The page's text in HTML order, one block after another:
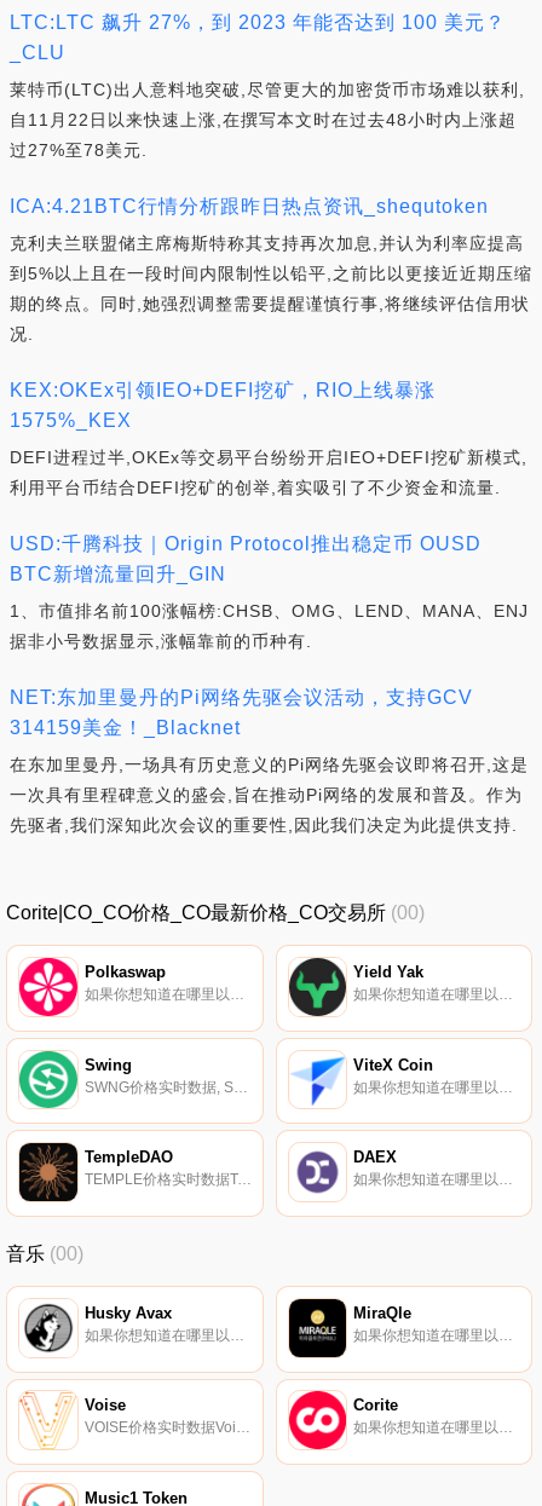
LTC:LTC 飙升 27%，到 2023 年能否达到 100 美元？
_CLU
莱特币(LTC)出人意料地突破,尽管更大的加密货币市场难以获利,
自11月22日以来快速上涨,在撰写本文时在过去48小时内上涨超
过27%至78美元.
ICA:4.21BTC行情分析跟昨日热点资讯_shequtoken
克利夫兰联盟储主席梅斯特称其支持再次加息,并认为利率应提高
到5%以上且在一段时间内限制性以铅平,之前比以更接近近期压缩
期的终点。同时,她强烈调整需要提醒谨慎行事,将继续评估信用状
况.
KEX:OKEx引领IEO+DEFI挖矿，RIO上线暴涨
1575%_KEX
DEFI进程过半,OKEx等交易平台纷纷开启IEO+DEFI挖矿新模式,
利用平台币结合DEFI挖矿的创举,着实吸引了不少资金和流量.
USD:千腾科技｜Origin Protocol推出稳定币 OUSD
BTC新增流量回升_GIN
1、市值排名前100涨幅榜:CHSB、OMG、LEND、MANA、ENJ
据非小号数据显示,涨幅靠前的币种有.
NET:东加里曼丹的Pi网络先驱会议活动，支持GCV
314159美金！_Blacknet
在东加里曼丹,一场具有历史意义的Pi网络先驱会议即将召开,这是
一次具有里程碑意义的盛会,旨在推动Pi网络的发展和普及。作为
先驱者,我们深知此次会议的重要性,因此我们决定为此提供支持.
Corite|CO_CO价格_CO最新价格_CO交易所 (00)
Polkaswap
如果你想知道在哪里以当前价格购买Polkaswap,目前交易Polkaswap-股票的顶级加密货币交易所是{Polkaswap]。您可以在我们的加密货币交易所页面上找到其他列表。要了解有关此项目的更多信息,请查看我们对Polkaswap的深入了解.
Yield Yak
如果你想知道在哪里以当前价格购买Yield Yak,目前交易{Yield Yak]股票的顶级加密货币交易所是Trader Joe（雪崩）、Pangolin、Elk Finance（雪崩）和Lydia Finance。您可以在我们的加密货币交易所页面上找到其他列表。这是一个社区驱动的项目.
Swing
SWNG价格实时数据, Swing是一种去中心化的跨链流动性协议,以无信任的方式聚合跨区块链的流动性。Swing使交易者和收益农民能够高效地跨链转移加密资本。其目标是允许任何用户在多个生态系统中交换加密资产,并将滑动降至最低。我们支持整个DeFi生态系统中领先的区块链、桥梁和流动性来源.
ViteX Coin
TempleDAO
TEMPLE价格实时数据TempleDAO协议旨在为DeFi用户提供一个避风港,让他们免受加密货币市场波动的影响,同时受益于一系列提供高收益率和稳定价格升值的投资机会.
DAEX
如果你想知道在哪里以当前价格购买DAEX,目前交易{DAEX]股票的顶级加密货币交易所是Indodax。您可以在我们的加密货币交易所页面上找到其他列表。DAEX（DAX）是一种加密货币,在以太坊平台上运行。DAEX目前的供应量为2000000000,流通量为354666701.5562.
音乐 (00)
Husky Avax MiraQle
Voise
VOISE价格实时数据Voise（VOISE）是一种加密货币,在以太坊平台上运行。Voise的当前供应量为775513264.3613237,其中549336806.0003775正在流通。最近已知的Voise价格为0.011135美元,在过去24小时内上涨了15.84美元.
Corite
如果你想知道在哪里以当前价格购买Corite,目前交易{Corite]股票的顶级加密货币交易所是ByCOt和PancakeSwap（V2）。您可以在我们的加密货币交易所页面上找到其他列表.
Music1 Token